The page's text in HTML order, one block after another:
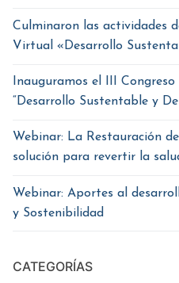
Culminaron las actividades
Virtual «Desarrollo
Inauguramos el III
“Desarrollo Sustentable y
Webinar: La Restauración
solución para revertir la
Webinar: Aportes al
y Sostenibilidad
CATEGORÍAS